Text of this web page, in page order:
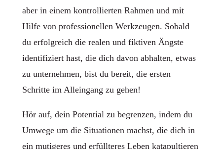
aber in einem kontrollierten Rahmen und mit
Hilfe von professionellen Werkzeugen. Sobald
du erfolgreich die realen und fiktiven Ängste
identifiziert hast, die dich davon abhalten, etwas
zu unternehmen, bist du bereit, die ersten
Schritte im Alleingang zu gehen!
Hör auf, dein Potential zu begrenzen, indem du
Umwege um die Situationen machst, die dich in
ein mutigeres und erfüllteres Leben katapultieren